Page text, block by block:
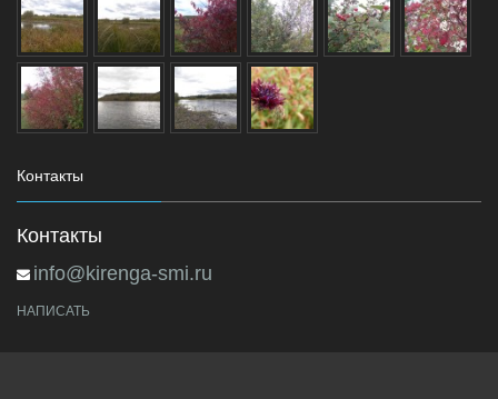
Контакты
Контакты
info@kirenga-smi.ru
НАПИСАТЬ